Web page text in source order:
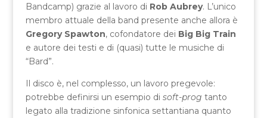
Bandcamp) grazie al lavoro di Rob Aubrey. L’unico
membro attuale della band presente anche allora è
Gregory Spawton, cofondatore dei Big Big Train
e autore dei testi e di (quasi) tutte le musiche di
“Bard”.
Il disco è, nel complesso, un lavoro pregevole:
potrebbe definirsi un esempio di soft-prog tanto
legato alla tradizione sinfonica settantiana quanto